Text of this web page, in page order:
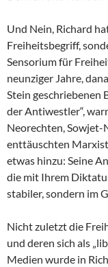
Und Nein, Richard
Freiheitsbegriff,
Sensorium für
neunziger Jahre,
Stein geschriebenen
der Antiwestler“,
Neorechten, Sowjet-
enttäuschten
etwas hinzu: Seine
die mit Ihrem
stabiler, sondern im
Nicht zuletzt die
und deren sich als
Medien wurde in